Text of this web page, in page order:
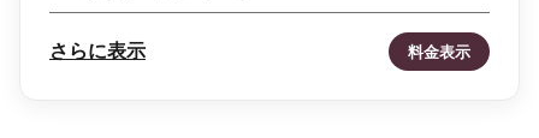
さらに表示 料金表示